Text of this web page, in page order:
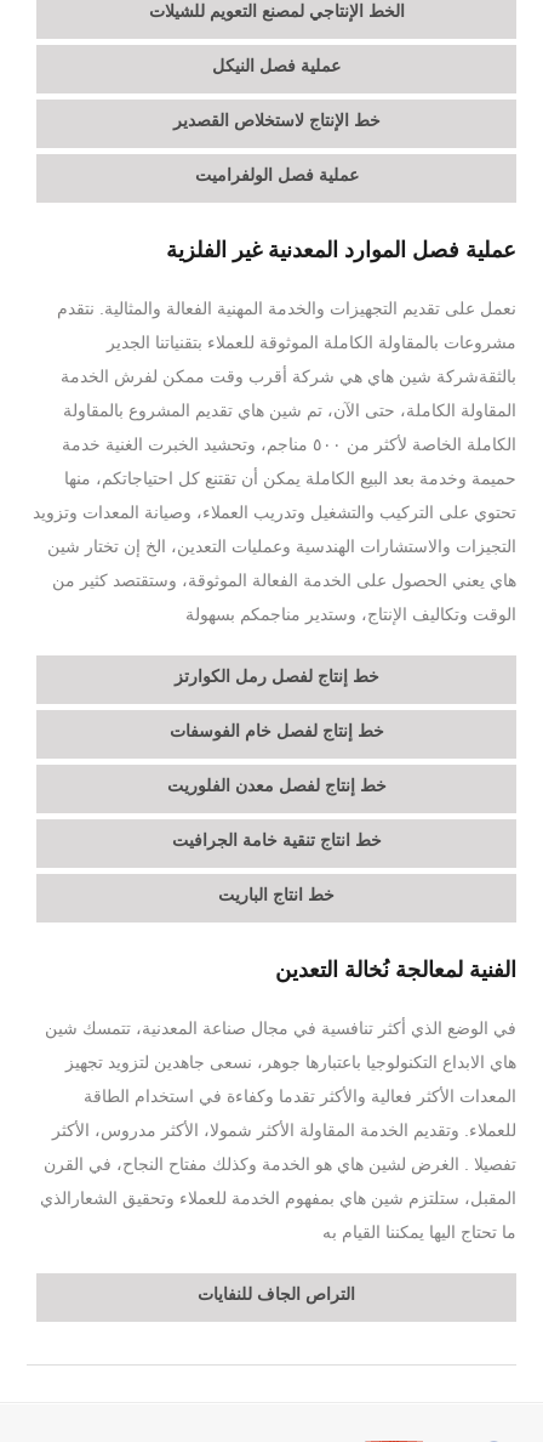
الخط الإنتاجي لمصنع التعويم للشيلات
عملية فصل النيكل
خط الإنتاج لاستخلاص القصدير
عملية فصل الولفراميت
عملية فصل الموارد المعدنية غير الفلزية
نعمل على تقديم التجهيزات والخدمة المهنية الفعالة والمثالية. نتقدم
مشروعات بالمقاولة الكاملة الموثوقة للعملاء بتقنياتنا الجدير
بالثقةشركة شين هاي هي شركة أقرب وقت ممكن لفرش الخدمة
المقاولة الكاملة، حتى الآن، تم شين هاي تقديم المشروع بالمقاولة
الكاملة الخاصة لأكثر من ٥٠٠ مناجم، وتحشيد الخبرت الغنية خدمة
حميمة وخدمة بعد البيع الكاملة يمكن أن تقتنع كل احتياجاتكم، منها
تحتوي على التركيب والتشغيل وتدريب العملاء، وصيانة المعدات وتزويد
التجيزات والاستشارات الهندسية وعمليات التعدين، الخ إن تختار شين
هاي يعني الحصول على الخدمة الفعالة الموثوقة، وستقتصد كثير من
الوقت وتكاليف الإنتاج، وستدير مناجمكم بسهولة
خط إنتاج لفصل رمل الكوارتز
خط إنتاج لفصل خام الفوسفات
خط إنتاج لفصل معدن الفلوريت
خط انتاج تنقية خامة الجرافيت
خط انتاج الباريت
الفنية لمعالجة نُخالة التعدين
في الوضع الذي أكثر تنافسية في مجال صناعة المعدنية، تتمسك شين
هاي الابداع التكنولوجيا باعتبارها جوهر، نسعى جاهدين لتزويد تجهيز
المعدات الأكثر فعالية والأكثر تقدما وكفاءة في استخدام الطاقة
للعملاء. وتقديم الخدمة المقاولة الأكثر شمولا، الأكثر مدروس، الأكثر
تفصيلا . الغرض لشين هاي هو الخدمة وكذلك مفتاح النجاح، في القرن
المقبل، ستلتزم شين هاي بمفهوم الخدمة للعملاء وتحقيق الشعارالذي
ما تحتاج اليها يمكننا القيام به
التراص الجاف للنفايات